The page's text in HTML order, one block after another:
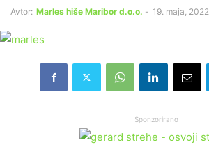
Avtor: Marles hiše Maribor d.o.o. - 19. maja, 2022
Sponzorirano